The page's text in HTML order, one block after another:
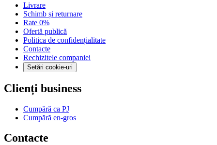
Livrare
Schimb și returnare
Rate 0%
Ofertă publică
Politica de confidențialitate
Contacte
Rechizitele companiei
Setări cookie-uri
Clienți business
Cumpără ca PJ
Cumpără en-gros
Contacte